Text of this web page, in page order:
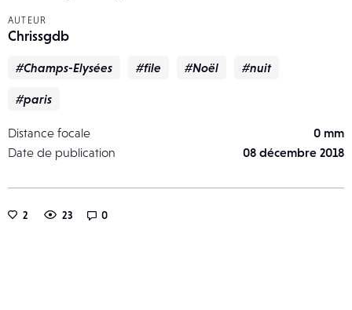
AUTEUR
Chrissgdb
#Champs-Elysées #file #Noël #nuit
#paris
Distance focale
0 mm
Date de publication
08 décembre 2018
2 23 0